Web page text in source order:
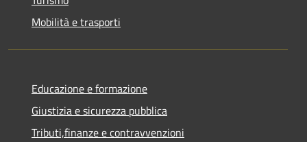
Mobilità e trasporti
Educazione e formazione
Giustizia e sicurezza pubblica
Tributi,finanze e contravvenzioni